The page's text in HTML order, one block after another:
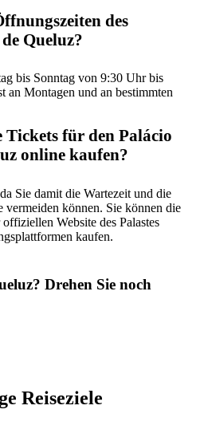
des
Queluz?
bis Sonntag von 9:30 Uhr bis
an Montagen und an bestimmten
Tickets für den Palácio
online kaufen?
Sie damit die Wartezeit und die
vermeiden können. Sie können die
Website des Palastes
kaufen.
Drehen Sie noch
Reiseziele